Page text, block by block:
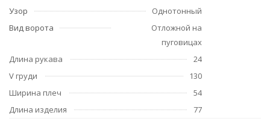
Узор
Однотонный
Вид ворота
Отложной на
пуговицах
Длина рукава
24
V груди
130
Ширина плеч
54
Длина изделия
77